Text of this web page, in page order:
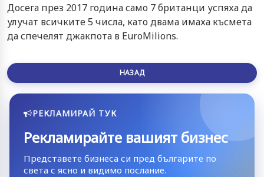
Досега през 2017 година само 7 британци успяха да
улучат всичките 5 числа, като двама имаха късмета
да спечелят джакпота в EuroMilions.
НАЗАД
РЕКЛАМИРАЙ ТУК
Рекламирайте вашият бизнес
Представете бизнеса си пред българите по
света с ясно и видимо послание.